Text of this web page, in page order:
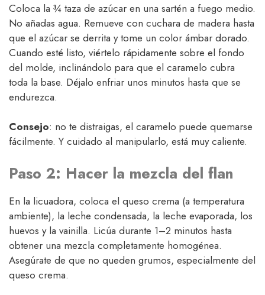
Coloca la ¾ taza de azúcar en una sartén a fuego medio.
No añadas agua. Remueve con cuchara de madera hasta
que el azúcar se derrita y tome un color ámbar dorado.
Cuando esté listo, viértelo rápidamente sobre el fondo
del molde, inclinándolo para que el caramelo cubra
toda la base. Déjalo enfriar unos minutos hasta que se
endurezca.
Consejo: no te distraigas, el caramelo puede quemarse
fácilmente. Y cuidado al manipularlo, está muy caliente.
Paso 2: Hacer la mezcla del flan
En la licuadora, coloca el queso crema (a temperatura
ambiente), la leche condensada, la leche evaporada, los
huevos y la vainilla. Licúa durante 1–2 minutos hasta
obtener una mezcla completamente homogénea.
Asegúrate de que no queden grumos, especialmente del
queso crema.